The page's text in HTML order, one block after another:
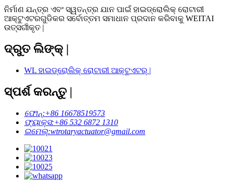
ନିର୍ମାଣ ଯନ୍ତ୍ର ଏବଂ ସ୍ୱତନ୍ତ୍ର ଯାନ ପାଇଁ ହାଇଡ୍ରୋଲିକ୍ ରୋଟାରୀ
ଆକ୍ଟୁଏଟରଗୁଡିକର ସର୍ବୋତ୍ତମ ସମାଧାନ ପ୍ରଦାନ କରିବାକୁ WEITAI
ଉତ୍ସର୍ଗୀକୃତ |
ଦ୍ରୁତ ଲିଙ୍କ୍ |
WL ହାଇଡ୍ରୋଲିକ୍ ରୋଟାରୀ ଆକ୍ଟୁଏଟର୍ |
ସ୍ପର୍ଶ କରନ୍ତୁ |
ଫୋନ୍:+86 16678519573
ଫ୍ୟାକ୍ସ:+86 532 6872 1310
ଇମେଲ୍:wtrotaryactuator@gmail.com